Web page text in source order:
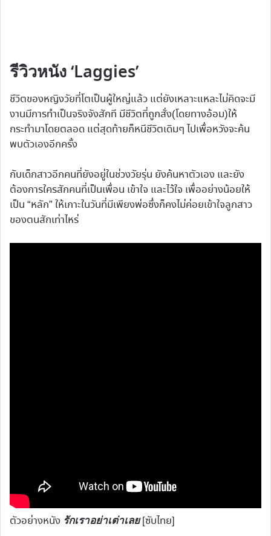
รีวิวหนัง ‘Laggies’
ชีวิตของหญิงวัยที่โตเป็นผู้ใหญ่แล้ว แต่ยังเหลาะแหละไม่คิดจะมี
งานมีการทำเป็นจริงจังสักที มีชีวิตที่ถูกสั่ง(โดยทางอ้อม)ให้
กระทำมาโดยตลอด แต่สุดท้ายก็หนีชีวิตเดิมๆ ไปเพื่อหวังจะค้น
พบตัวเองอีกครั้ง
กับเด็กสาวอีกคนที่ยังอยู่ในช่วงวัยรุ่น ยังค้นหาตัวเอง และยัง
ต้องการใครสักคนที่เป็นเพื่อน เข้าใจ และไว้ใจ เพื่ออย่างน้อยให้
เป็น “หลัก” ให้เกาะในวันที่มีเพียงพ่อซึ่งก็คงไม่ค่อยเข้าใจลูกสาว
ของตนสักเท่าไหร่
ตัวอย่างหนัง รักเราอย่าเต่าเลย[ซับไทย]